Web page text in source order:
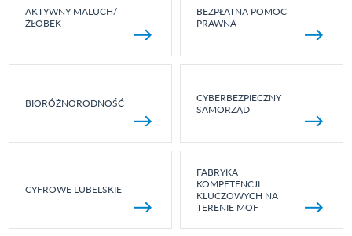
AKTYWNY MALUCH/
ŻŁOBEK
BEZPŁATNA POMOC
PRAWNA
BIORÓŻNORODNOŚĆ
CYBERBEZPIECZNY
SAMORZĄD
CYFROWE LUBELSKIE
FABRYKA
KOMPETENCJI
KLUCZOWYCH NA
TERENIE MOF